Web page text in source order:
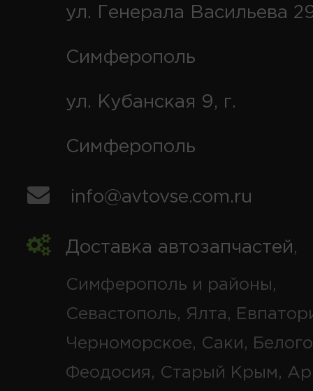
ул. Генерала Васильева
Симферополь
ул. Кубанская 9, г.
Симферополь
info@avtovse.com.ru
Доставка автозапчастей,
Симферополь и районы,
Севастополь, Ялта,
Черноморское, Саки,
Феодосия, Старый Крым,